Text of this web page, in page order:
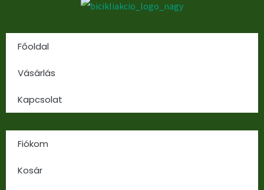
Főoldal
Vásárlás
Kapcsolat
Fiókom
Kosár